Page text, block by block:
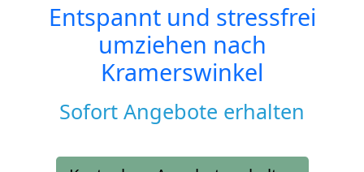
Entspannt und stressfrei
umziehen nach
Kramerswinkel
Sofort Angebote erhalten